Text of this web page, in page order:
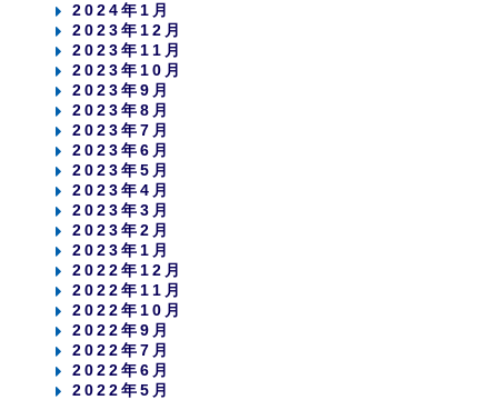
2024年1月
2023年12月
2023年11月
2023年10月
2023年9月
2023年8月
2023年7月
2023年6月
2023年5月
2023年4月
2023年3月
2023年2月
2023年1月
2022年12月
2022年11月
2022年10月
2022年9月
2022年7月
2022年6月
2022年5月